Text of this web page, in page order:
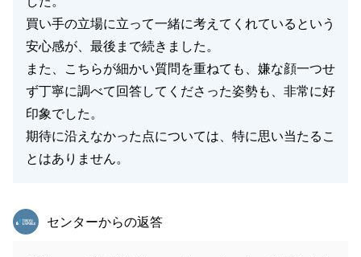
買い手の立場に立って一緒に考えてくれているという
安心感が、最後まで続きました。
また、こちらが細かい質問を重ねても、嫌な顔一つせ
ず丁寧に調べて回答してくださった姿勢も、非常に好
印象でした。
期待に沿えなかった点については、特に思い当たるこ
とはありません。
東急リバブル
センターからの返答